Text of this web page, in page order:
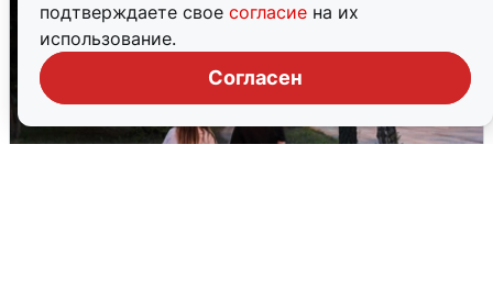
подтверждаете свое согласие на их
использование.
Согласен